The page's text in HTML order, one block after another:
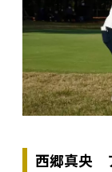
西郷真央